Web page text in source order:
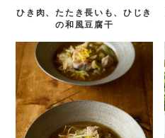
ひき肉、たたき長いも、ひじき
の和風豆腐干